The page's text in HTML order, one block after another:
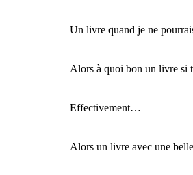
Un livre quand je ne
Alors à quoi bon un livre
Effectivement…
Alors un livre avec une